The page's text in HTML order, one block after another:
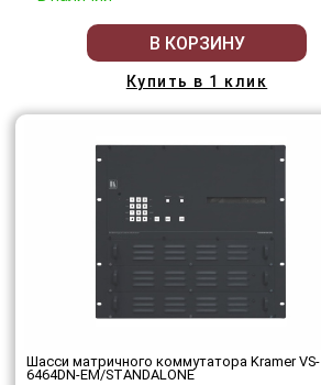
В КОРЗИНУ
Купить в 1 клик
Шасси матричного коммутатора Kramer VS-
6464DN-EM/STANDALONE